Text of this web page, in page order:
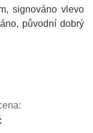
signováno vlevo
původní dobrý